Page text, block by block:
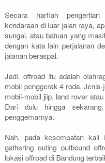
Secara harfiah
kendaraan di luar jalan raya,
sungai, atau batuan yang
dengan kata lain perjalanan
jalanan beraspal.
Jadi, offroad itu adalah
mobil penggerak 4 roda.
mobil-mobil jiip, land rover
Dari dulu hingga
penggemarnya.
Nah, pada kesempatan kali
gathering outing outbound
lokasi offroad di Bandung